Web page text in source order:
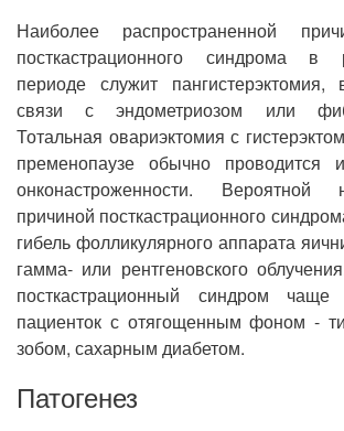
Наиболее распространенной
посткастрационного синдрома в
периоде служит
связи с эндометриозом или
Тотальная овариэктомия с
пременопаузе обычно проводится
онконастроженности. Вероятной
причиной посткастрационного
гибель фолликулярного аппарата
гамма- или рентгеновского
посткастрационный синдром чаще
пациенток с отягощенным фоном -
зобом, сахарным диабетом.
Патогенез